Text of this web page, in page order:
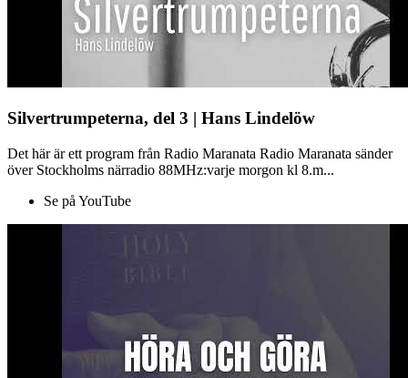
Silvertrumpeterna, del 3 | Hans Lindelöw
Det här är ett program från Radio Maranata Radio Maranata sänder
över Stockholms närradio 88MHz:varje morgon kl 8.m...
Se på YouTube